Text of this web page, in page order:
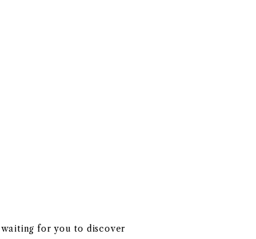
for you to discover